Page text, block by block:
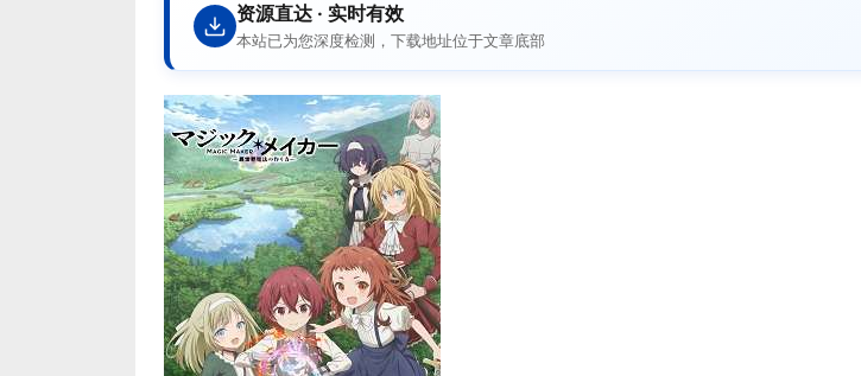
资源直达 · 实时有效
本站已为您深度检测，下载地址位于文章底部